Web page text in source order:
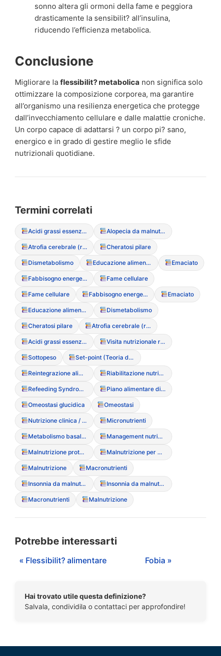
sonno altera gli ormoni della fame e peggiora
drasticamente la sensibilit? all’insulina,
riducendo l’efficienza metabolica.
Conclusione
Migliorare la flessibilit? metabolica non significa solo
ottimizzare la composizione corporea, ma garantire
all’organismo una resilienza energetica che protegge
dall’invecchiamento cellulare e dalle malattie croniche.
Un corpo capace di adattarsi ? un corpo pi? sano,
energico e in grado di gestire meglio le sfide
nutrizionali quotidiane.
Termini correlati
Acidi grassi essenziali Alopecia da malnutrizione
Atrofia cerebrale (reversibile) Cheratosi pilare
Dismetabolismo Educazione alimentare riabilitativa Emaciato
Fabbisogno energetico Fame cellulare
Fame cellulare Fabbisogno energetico Emaciato
Educazione alimentare riabilitativa Dismetabolismo
Cheratosi pilare Atrofia cerebrale (reversibile)
Acidi grassi essenziali Visita nutrizionale riabilitativa
Sottopeso Set-point (Teoria del peso naturale)
Reintegrazione alimentare Riabilitazione nutrizionale (fasi della)
Refeeding Syndrome (Sindrome da rialimentazione) Piano alimentare di riabilitazione
Omeostasi glucidica Omeostasi
Nutrizione clinica / artificiale (SNG/PEG) Micronutrienti
Metabolismo basale (BMR) Management nutrizionale
Malnutrizione proteico-energetica Malnutrizione per difetto
Malnutrizione Macronutrienti
Insonnia da malnutrizione Insonnia da malnutrizione
Macronutrienti Malnutrizione
Potrebbe interessarti
« Flessibilit? alimentare Fobia »
Hai trovato utile questa definizione?
Salvala, condividila o contattaci per approfondire!